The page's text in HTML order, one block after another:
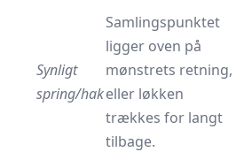
Synligt
spring/hak
Samlingspunktet
ligger oven på
mønstrets retning,
eller løkken
trækkes for langt
tilbage.